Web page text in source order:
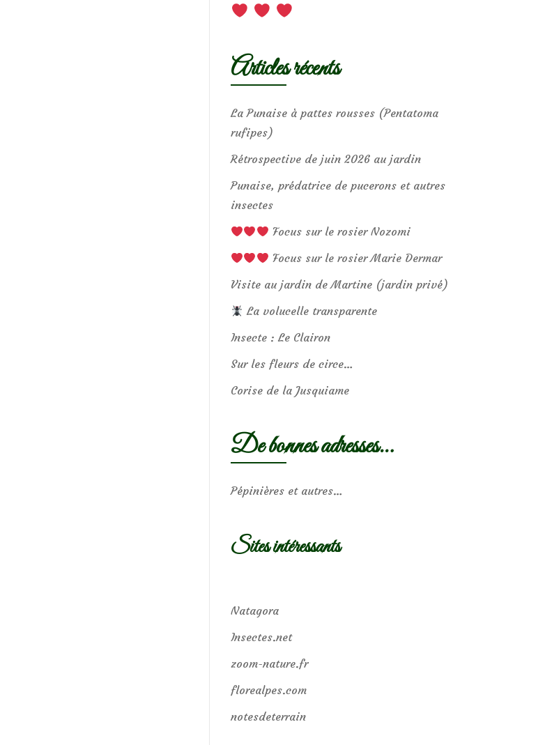
Articles récents
La Punaise à pattes rousses (Pentatoma
rufipes)
Rétrospective de juin 2026 au jardin
Punaise, prédatrice de pucerons et autres
insectes
Focus sur le rosier Nozomi
Focus sur le rosier Marie Dermar
Visite au jardin de Martine (jardin privé)
La volucelle transparente
Insecte : Le Clairon
Sur les fleurs de circe…
Corise de la Jusquiame
De bonnes adresses…
Pépinières et autres…
Sites intéressants
Natagora
Insectes.net
zoom-nature.fr
florealpes.com
notesdeterrain